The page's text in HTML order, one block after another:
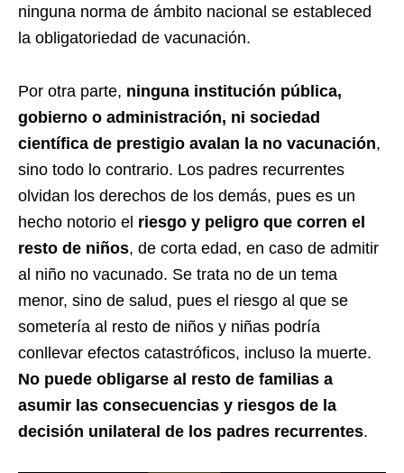
ninguna norma de ámbito nacional se estableced
la obligatoriedad de vacunación.
Por otra parte, ninguna institución pública,
gobierno o administración, ni sociedad
científica de prestigio avalan la no vacunación,
sino todo lo contrario. Los padres recurrentes
olvidan los derechos de los demás, pues es un
hecho notorio el riesgo y peligro que corren el
resto de niños, de corta edad, en caso de admitir
al niño no vacunado. Se trata no de un tema
menor, sino de salud, pues el riesgo al que se
sometería al resto de niños y niñas podría
conllevar efectos catastróficos, incluso la muerte.
No puede obligarse al resto de familias a
asumir las consecuencias y riesgos de la
decisión unilateral de los padres recurrentes.